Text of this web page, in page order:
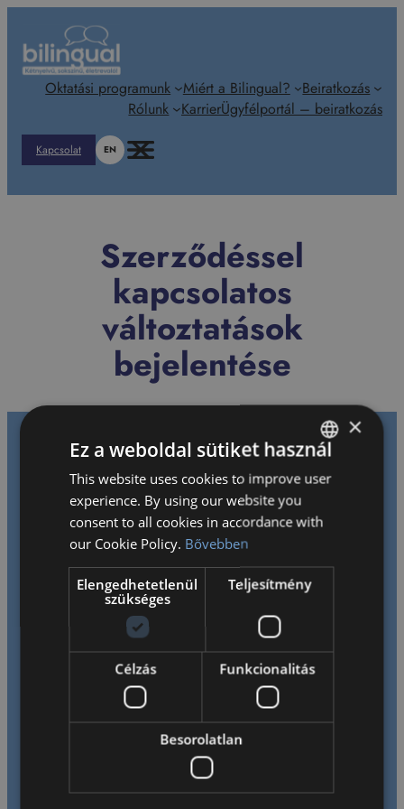
tartalomhoz
Oktatási programunk Miért a Bilingual?
Beiratkozás
Rólunk
KarrierÜgyfélportál – beiratkozás
Kapcsolat EN
Szerződéssel
kapcsolatos
változtatások
bejelentése
Fáradhatatlanul dolgozunk azon, hogy gyermekeinknek
kihívásokkal teli, tanulást serkentő kétnyelvű környezetet
biztosítsunk, segítve őket a tanulás iránti szenvedély és
kreatív gondolkodás kialakításában, megalapozva ezzel
jövőbeli lehetőségeiket.
HUNGARIAN
ENGLISH
×
Ez a weboldal sütiket használ
This website uses cookies to improve user
experience. By using our website you
consent to all cookies in accordance with
our Cookie Policy. Bővebben
Elengedhetetlenül
szükséges
Teljesítmény
Célzás Funkcionalitás
Besorolatlan